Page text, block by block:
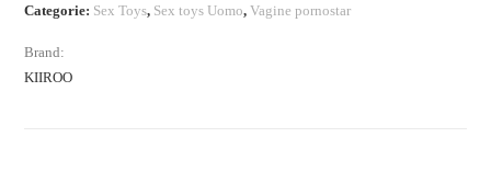
Categorie: Sex Toys, Sex toys Uomo,Vagine pornostar
Brand:
KIIROO